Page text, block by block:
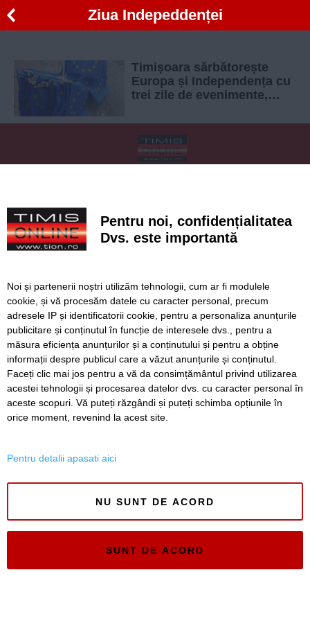
Ziua Indepeddenței
Timișoara sărbătorește
Europa și Independența cu
trei zile de evenimente,
inima orașului
Politica de confidentialitate
Regulament postare și moderare comentarii
Timiș Online
ISSN 3008-2323
ISSN-L 3008-2323
Pentru noi, confidențialitatea
Dvs. este importantă
Noi și partenerii noștri utilizăm tehnologii, cum ar fi modulele
cookie, și vă procesăm datele cu caracter personal, precum
adresele IP și identificatorii cookie, pentru a personaliza anunțurile
publicitare și conținutul în funcție de interesele dvs., pentru a
măsura eficiența anunțurilor și a conținutului și pentru a obține
informații despre publicul care a văzut anunțurile și conținutul.
Faceți clic mai jos pentru a vă da consimțământul privind utilizarea
acestei tehnologii și procesarea datelor dvs. cu caracter personal în
aceste scopuri. Vă puteți răzgândi și puteți schimba opțiunile în
orice moment, revenind la acest site.
Pentru detalii apasati aici
NU SUNT DE ACORD
SUNT DE ACORD